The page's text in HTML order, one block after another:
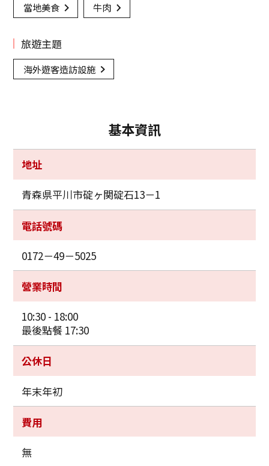
當地美食
牛肉
旅遊主題
海外遊客造訪設施
基本資訊
地址
青森県平川市碇ヶ関碇石13－1
電話號碼
0172－49－5025
營業時間
10:30 - 18:00
最後點餐 17:30
公休日
年末年初
費用
無